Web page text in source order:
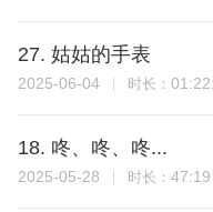
27. 姑姑的手表
2025-06-04 时长：
18. 咚、咚、咚...
2025-05-28 时长： 47:19